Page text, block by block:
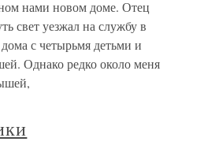
нами новом доме. Отец
свет уезжал на службу в
с четырьмя детьми и
Однако редко около меня